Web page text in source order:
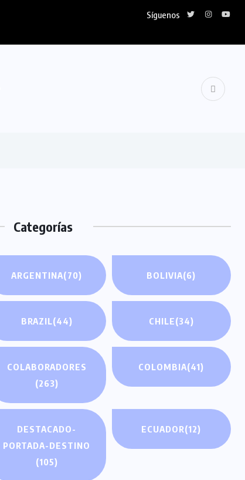
Síguenos
Categorías
ARGENTINA(70) BOLIVIA(6)
BRAZIL(44) CHILE(34)
COLABORADORES
(263)
COLOMBIA(41)
DESTACADO-
PORTADA-DESTINO
(105)
ECUADOR(12)